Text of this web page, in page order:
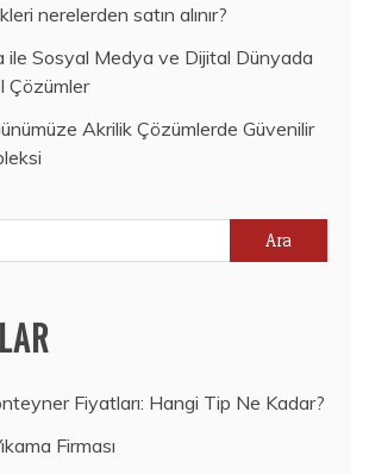
nerelerden satın alınır?
ile Sosyal Medya ve Dijital Dünyada
Çözümler
Akrilik Çözümlerde Güvenilir
Fiyatları: Hangi Tip Ne Kadar?
Firması